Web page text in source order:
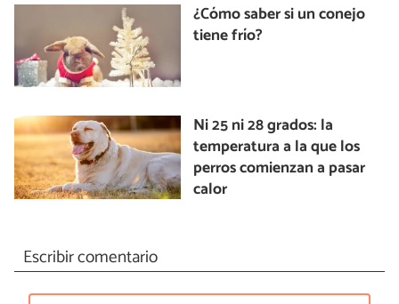
¿Cómo saber si un conejo
tiene frío?
Ni 25 ni 28 grados: la
temperatura a la que los
perros comienzan a pasar
calor
Escribir comentario